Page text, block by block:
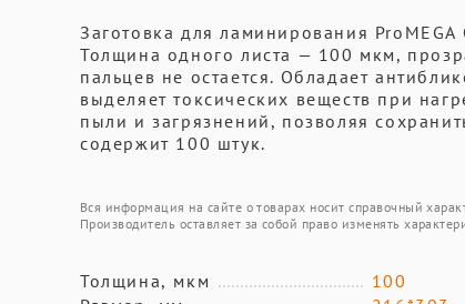
Заготовка для ламинирования
Толщина одного листа — 100 мкм,
пальцев не остается. Обладает
выделяет токсических веществ при
пыли и загрязнений, позволяя
содержит 100 штук.
Вся информация на сайте о товарах носит справочный
Производитель оставляет за собой право изменять
Толщина, мкм
100